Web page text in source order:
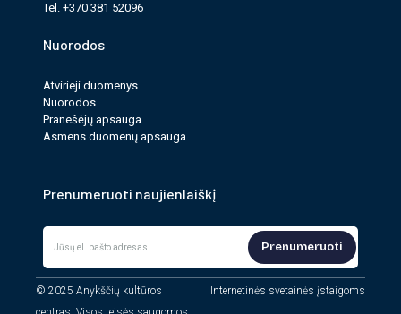
Tel. +370 381 52096
Nuorodos
Atvirieji duomenys
Nuorodos
Pranešėjų apsauga
Asmens duomenų apsauga
Prenumeruoti naujienlaiškį
Prenumeruoti
© 2025 Anykščių kultūros
Internetinės svetainės įstaigoms